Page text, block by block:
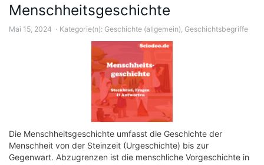
Menschheitsgeschichte
Mai 15, 2024 Kategorie(n): Geschichte (allgemein), Geschichtsbegriffe
Die Menschheitsgeschichte umfasst die Geschichte der
Menschheit von der Steinzeit (Urgeschichte) bis zur
Gegenwart. Abzugrenzen ist die menschliche Vorgeschichte in